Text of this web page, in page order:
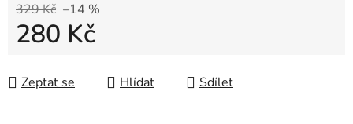
329 Kč –14 %
280 Kč
Zeptat se
Hlídat Sdílet